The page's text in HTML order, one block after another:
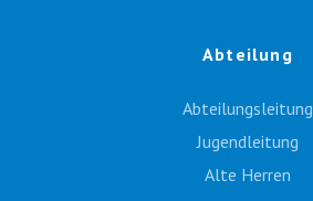
Abteilung
Abteilungsleitung
Jugendleitung
Alte Herren